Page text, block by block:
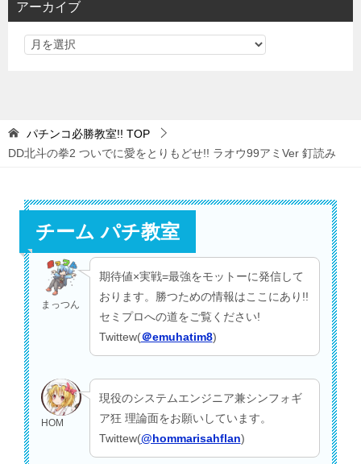
アーカイブ
パチンコ必勝教室!! TOP
DD北斗の拳2 ついでに愛をとりもどせ!! ラオウ99アミVer 釘読み
チーム パチ教室
まっつん
期待値×実戦=最強をモットーに発信して
おります。勝つための情報はここにあり!!
セミプロへの道をご覧ください!
Twittew(＠emuhatim8)
HOM
現役のシステムエンジニア兼シンフォギ
ア狂 理論面をお願いしています。
Twittew(@hommarisahflan)